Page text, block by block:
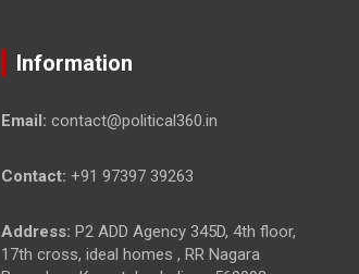
Information
Email: contact@political360.in
Contact: +91 97397 39263
Address: P2 ADD Agency 345D, 4th floor,
17th cross, ideal homes , RR Nagara